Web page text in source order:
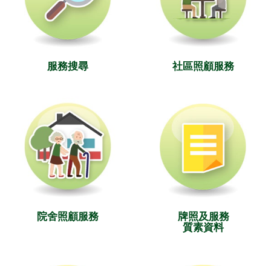
服務搜尋 社區照顧服務
院舍照顧服務
牌照及服務
質素資料